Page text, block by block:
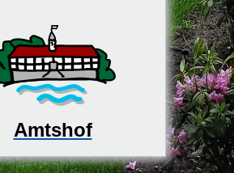
Amtshof